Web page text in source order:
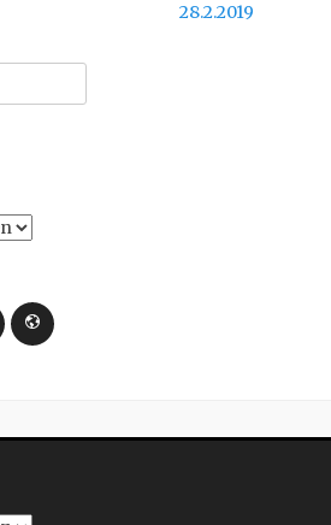
28.2.2019
InstagramWebseite